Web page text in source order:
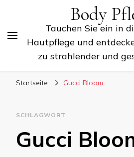
Body
Tauchen Sie ein in
Hautpflege und
zu strahlender und
Startseite Gucci Bloom
SCHLAGWORT
Gucci